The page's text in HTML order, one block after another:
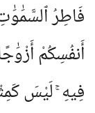
فَاطِرُ
أَنفُسِكُمْ
فِيهِ ۚ لَيْسَ